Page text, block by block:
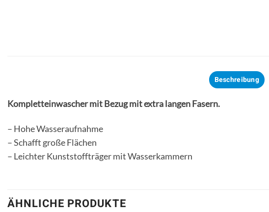
Beschreibung
Kompletteinwascher mit Bezug mit extra langen Fasern.
– Hohe Wasseraufnahme
– Schafft große Flächen
– Leichter Kunststoffträger mit Wasserkammern
ÄHNLICHE PRODUKTE